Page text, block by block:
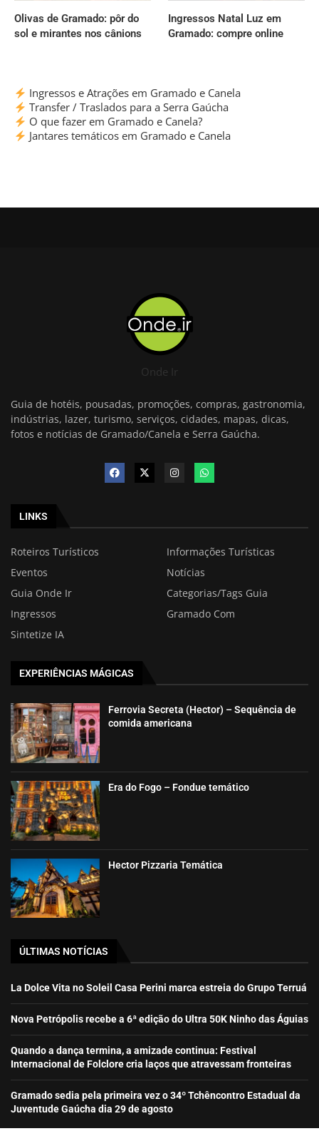
Olivas de Gramado: pôr do
sol e mirantes nos cânions
Ingressos Natal Luz em
Gramado: compre online
Ingressos e Atrações em Gramado e Canela
Transfer / Traslados para a Serra Gaúcha
O que fazer em Gramado e Canela?
Jantares temáticos em Gramado e Canela
Onde Ir
Guia de hotéis, pousadas, promoções, compras, gastronomia,
indústrias, lazer, turismo, serviços, cidades, mapas, dicas,
fotos e notícias de Gramado/Canela e Serra Gaúcha.
LINKS
Roteiros Turísticos
Informações Turísticas
Eventos
Notícias
Guia Onde Ir
Categorias/Tags Guia
Ingressos
Gramado Com
Sintetize IA
EXPERIÊNCIAS MÁGICAS
Ferrovia Secreta (Hector) – Sequência de
comida americana
Era do Fogo – Fondue temático
Hector Pizzaria Temática
ÚLTIMAS NOTÍCIAS
La Dolce Vita no Soleil Casa Perini marca estreia do Grupo Terruá
Nova Petrópolis recebe a 6ª edição do Ultra 50K Ninho das Águias
Quando a dança termina, a amizade continua: Festival
Internacional de Folclore cria laços que atravessam fronteiras
Gramado sedia pela primeira vez o 34º Tchêncontro Estadual da
Juventude Gaúcha dia 29 de agosto